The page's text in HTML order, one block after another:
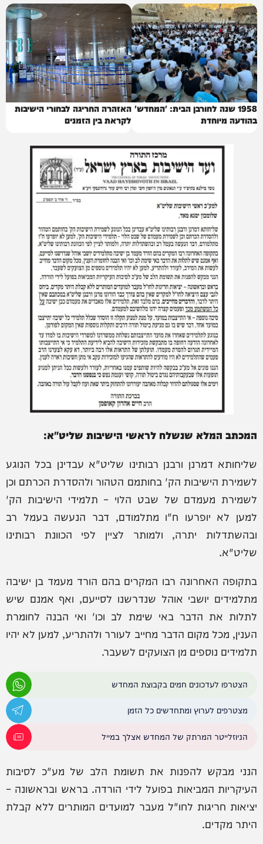
1958 שנה לחורבן הבית: 'המחדש'
בהודעה מיוחדת
האזהרה החריגה לבחורי הישיבות
לקראת בין הזמנים
המכתב המלא שנשלח לראשי הישיבות שליט"א:
שליחותא דמרנן ורבנן רבותינו שליט"א עבדינן בכל הנוגע
לשמירת הישיבות הק' בחותמם הטהור ולהסדרת הכרתם וכן
לשמירת מעמדם של שבט הלוי – תלמידי הישיבות הק'
למען לא יופרעו ח"ו מתלמודם, דבר הנעשה בעמל רב
ובהשתדלות יתרה, ולמותר לציין לפי הכוונת רבותינו
שליט"א.
בתקופה האחרונה רבו המקרים בהם הורד מעמד בן ישיבה
מתלמידים יושבי אוהל שנדרשנו לסייעם, ואף אמנם שיש
לתלות את הדבר באי שימת לב וכו' ואי הבנה לחומרת
הענין, מכל מקום הדבר מחייב לעורר ולהתריע, למען לא יהיו
תלמידים נוספים מן הצועקים לשעבר.
הצטרפו לעדכונים חמים בקבוצת המחדש
מצטרפים לערוץ ומתחדשים כל הזמן
הניוזלייטר המרתק של המחדש אצלך במייל
הנני מבקש להפנות את תשומת הלב של מע"כ לסיבות
העיקריות המביאות בפועל לידי הורדה. בראש ובראשונה –
יציאות חריגות לחו"ל מעבר למועדים המותרים ללא קבלת
היתר מקדים.